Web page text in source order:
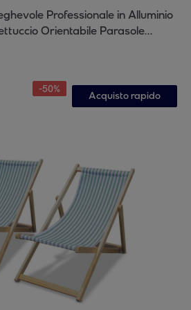
Professionale in Alluminio
Orientabile Parasole
cm Bianco
-50%
Acquisto rapido